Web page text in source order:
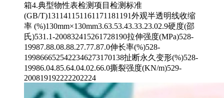
箱4.典型物性表检测项目检测标准
(GB/T)131141151161171181191外观半透明线收缩
率 (%)130mm×130mm3.63.53.43.33.23.02.9硬度(邵
氏)531.1-200832415261728190拉伸强度(MPa)528-
19987.88.08.88.27.77.87.0伸长率(%)528-
1998666525422346273170138扯断永久变形(%)528-
19986.04.85.64.04.02.66.0撕裂强度(KN/m)529-
200819192222202224